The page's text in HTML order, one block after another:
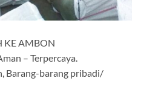
KE AMBON
– Terpercaya.
Barang-barang pribadi/